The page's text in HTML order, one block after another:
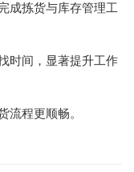
成拣货与库存管理工
时间，显著提升工作
流程更顺畅。